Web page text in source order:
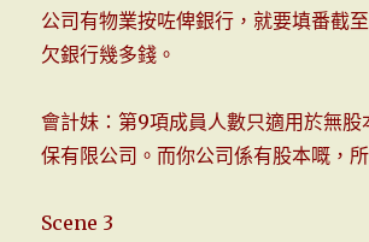
公司有物業按咗俾銀行，就要填番截
欠銀行幾多錢。
會計妹：第9項成員人數只適用於無股
保有限公司。而你公司係有股本嘅，
Scene 3